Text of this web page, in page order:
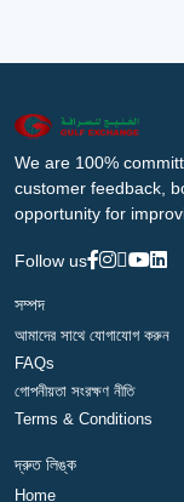
We are 100%
customer feedback,
opportunity for
Follow us
সম্পদ
আমাদের সাথে যোগাযোগ করুন
FAQs
গোপনীয়তা সংরক্ষণ নীতি
Terms & Conditions
দ্রুত লিঙ্ক
Home